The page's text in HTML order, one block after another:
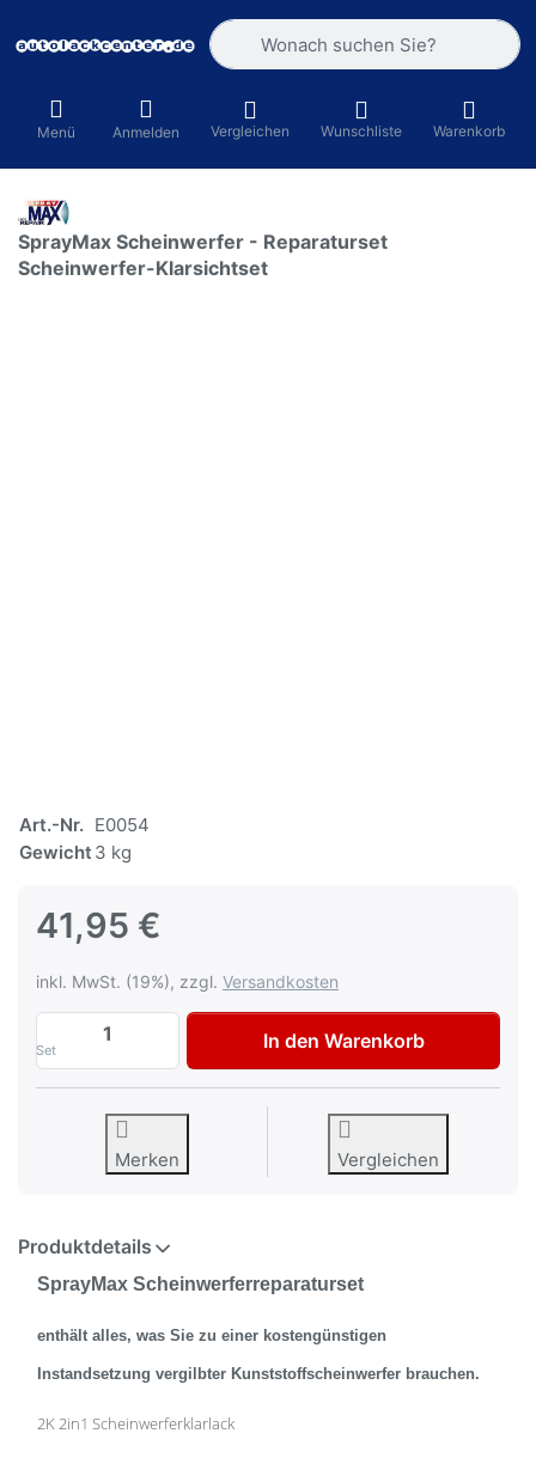
Geben Sie einen Suchbegriff ein.
Menü Anmelden Vergleichen Wunschliste Warenkorb
SprayMax Scheinwerfer - Reparaturset
Scheinwerfer-Klarsichtset
Art.-Nr. E0054
Gewicht 3 kg
41,95 €
inkl. MwSt. (19%), zzgl. Versandkosten
Set
SprayMax Scheinwerfer - Reparaturset
In den Warenkorb
Merken Vergleichen
Produktdetails
SprayMax Scheinwerferreparaturset
enthält alles, was Sie zu einer kostengünstigen
Instandsetzung vergilbter Kunststoffscheinwerfer brauchen.
2K 2in1 Scheinwerferklarlack